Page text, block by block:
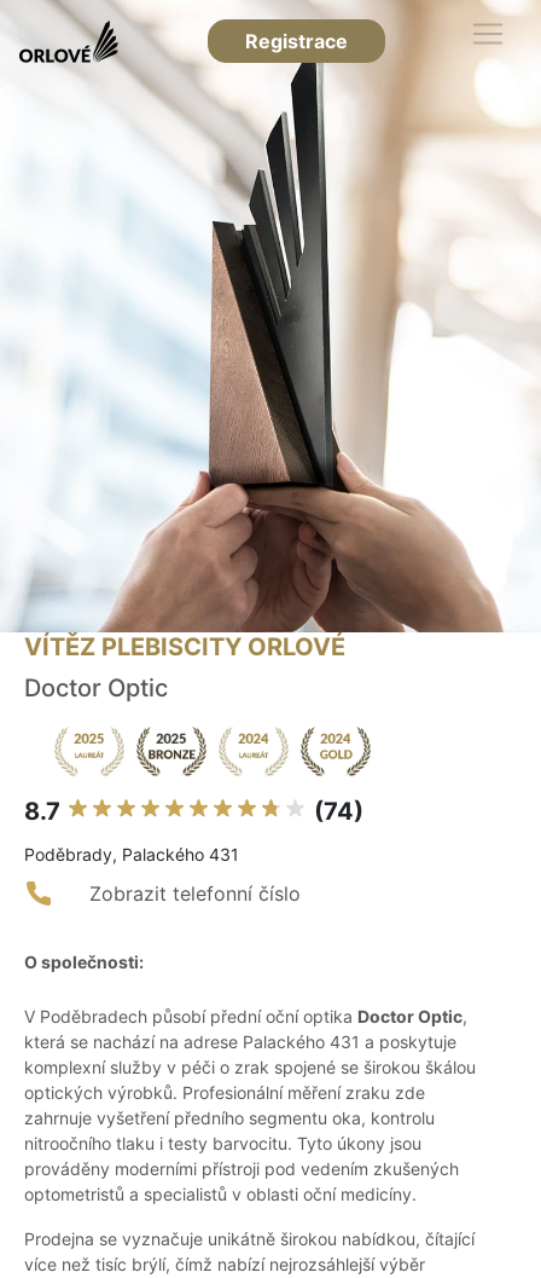
Registrace
VÍTĚZ PLEBISCITY ORLOVÉ
Doctor Optic
8.7 (74)
Poděbrady, Palackého 431
Zobrazit telefonní číslo
O společnosti:
V Poděbradech působí přední oční optika Doctor Optic,
která se nachází na adrese Palackého 431 a poskytuje
komplexní služby v péči o zrak spojené se širokou škálou
optických výrobků. Profesionální měření zraku zde
zahrnuje vyšetření předního segmentu oka, kontrolu
nitroočního tlaku i testy barvocitu. Tyto úkony jsou
prováděny moderními přístroji pod vedením zkušených
optometristů a specialistů v oblasti oční medicíny.
Prodejna se vyznačuje unikátně širokou nabídkou, čítající
více než tisíc brýlí, čímž nabízí nejrozsáhlejší výběr